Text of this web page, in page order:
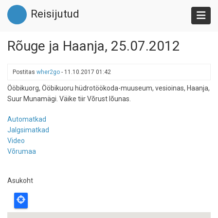
Liigu
edasi
põhisisu
Reisijutud
Rõuge ja Haanja, 25.07.2012
Postitas wher2go - 11.10.2017 01:42
Ööbikuorg, Ööbikuoru hüdrotöökoda-muuseum, vesioinas, Haanja,
Suur Munamägi. Väike tiir Võrust lõunas.
Automatkad
Jalgsimatkad
Video
Võrumaa
Asukoht